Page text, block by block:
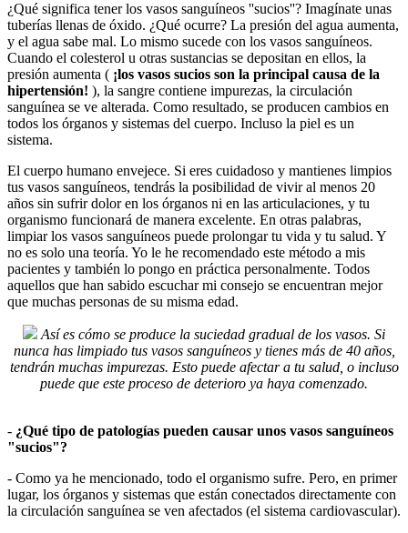
¿Qué significa tener los vasos sanguíneos ''sucios''? Imagínate unas
tuberías llenas de óxido. ¿Qué ocurre? La presión del agua aumenta,
y el agua sabe mal. Lo mismo sucede con los vasos sanguíneos.
Cuando el colesterol u otras sustancias se depositan en ellos, la
presión aumenta ( ¡los vasos sucios son la principal causa de la
hipertensión! ), la sangre contiene impurezas, la circulación
sanguínea se ve alterada. Como resultado, se producen cambios en
todos los órganos y sistemas del cuerpo. Incluso la piel es un
sistema.
El cuerpo humano envejece. Si eres cuidadoso y mantienes limpios
tus vasos sanguíneos, tendrás la posibilidad de vivir al menos 20
años sin sufrir dolor en los órganos ni en las articulaciones, y tu
organismo funcionará de manera excelente. En otras palabras,
limpiar los vasos sanguíneos puede prolongar tu vida y tu salud. Y
no es solo una teoría. Yo le he recomendado este método a mis
pacientes y también lo pongo en práctica personalmente. Todos
aquellos que han sabido escuchar mi consejo se encuentran mejor
que muchas personas de su misma edad.
Así es cómo se produce la suciedad gradual de los vasos. Si
nunca has limpiado tus vasos sanguíneos y tienes más de 40 años,
tendrán muchas impurezas. Esto puede afectar a tu salud, o incluso
puede que este proceso de deterioro ya haya comenzado.
- ¿Qué tipo de patologías pueden causar unos vasos sanguíneos
"sucios"?
- Como ya he mencionado, todo el organismo sufre. Pero, en primer
lugar, los órganos y sistemas que están conectados directamente con
la circulación sanguínea se ven afectados (el sistema cardiovascular).